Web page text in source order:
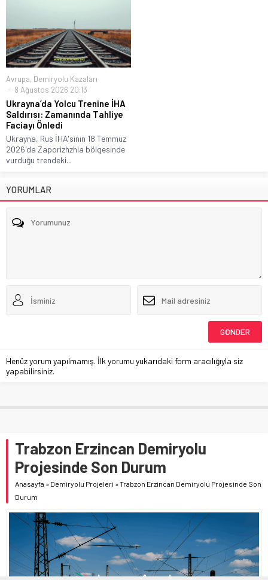
Avrupa, Demiryolu Kazaları
8 Ağustos 2026 20:13
Ukrayna’da Yolcu Trenine İHA
Saldırısı: Zamanında Tahliye
Faciayı Önledi
Ukrayna, Rus İHA'sının 18 Temmuz
2026'da Zaporizhzhia bölgesinde
vurduğu trendeki...
YORUMLAR
Henüz yorum yapılmamış. İlk yorumu yukarıdaki form aracılığıyla siz
yapabilirsiniz.
Trabzon Erzincan Demiryolu
Projesinde Son Durum
Anasayfa » Demiryolu Projeleri »Trabzon Erzincan Demiryolu Projesinde Son
Durum